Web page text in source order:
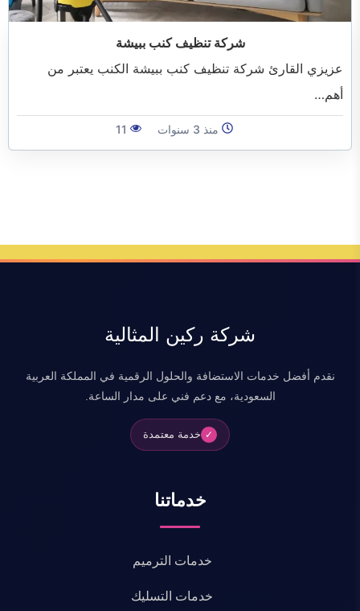
شركة تنظيف كنب ببيشة
عزيزي القارئ شركة تنظيف كنب ببيشة الكنب يعتبر من
أهم…
منذ 3 سنوات
شركة ركين المثالية
نقدم أفضل خدمات الاستضافة والحلول الرقمية في المملكة العربية
السعودية، مع دعم فني على مدار الساعة.
✓ خدمة معتمدة
خدماتنا
خدمات الترميم
خدمات التسليك